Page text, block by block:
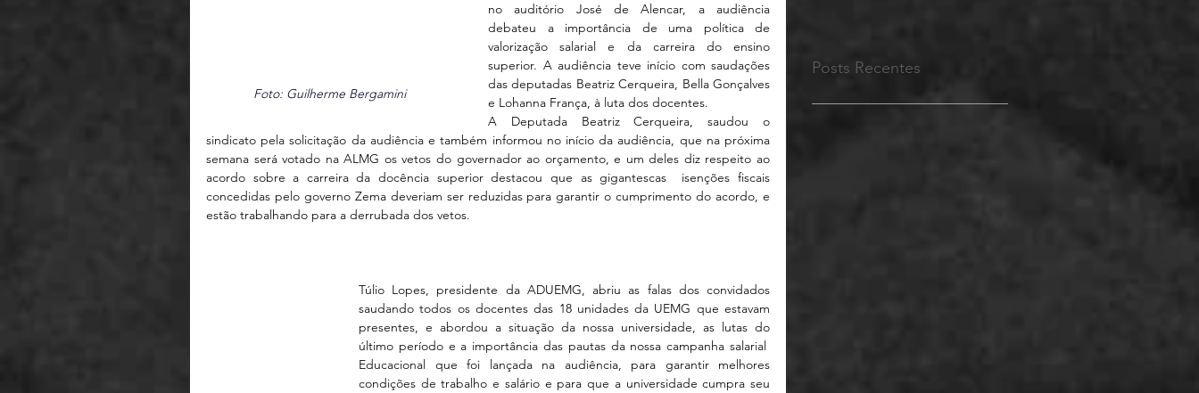
Foto: Guilherme Bergamini
no auditório José de Alencar, a audiência
debateu a importância de uma política de
valorização salarial e da carreira do ensino
superior. A audiência teve início com saudações
das deputadas Beatriz Cerqueira, Bella Gonçalves
e Lohanna França, à luta dos docentes.
A Deputada Beatriz Cerqueira, saudou o
sindicato pela solicitação da audiência e também informou no início da audiência, que na próxima
semana será votado na ALMG os vetos do governador ao orçamento, e um deles diz respeito ao
acordo sobre a carreira da docência superior destacou que as gigantescas  isenções fiscais
concedidas pelo governo Zema deveriam ser reduzidas para garantir o cumprimento do acordo, e
estão trabalhando para a derrubada dos vetos.
Túlio Lopes, presidente da ADUEMG, abriu as falas dos convidados
saudando todos os docentes das 18 unidades da UEMG que estavam
presentes, e abordou a situação da nossa universidade, as lutas do
último período e a importância das pautas da nossa campanha salarial
Educacional que foi lançada na audiência, para garantir melhores
condições de trabalho e salário e para que a universidade cumpra seu
Posts Recentes